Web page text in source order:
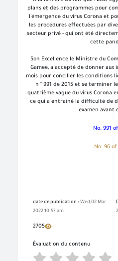
plans et des programmes pour
l'émergence du virus Corona et
les procédures effectuées par
secteur privé - qui ont été
cette
Son Excellence le Ministre du
Gamee, a accepté de donner
mois pour concilier les conditions
n ° 991 de 2015 et se terminer
quatrième vague du virus Corona
ce qui a entraîné la difficulté de
examen avant
No. 991
No. 96 of
date de publication : Wed,02 Mar
2022 10:57 am
2705
Évaluation du contenu